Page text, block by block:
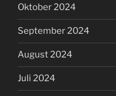
Oktober 2024
September 2024
August 2024
Juli 2024